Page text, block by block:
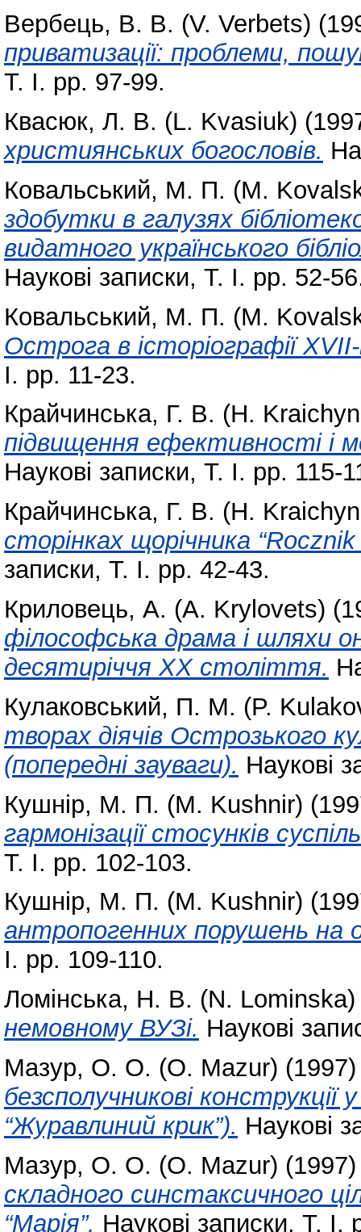
Вербець, В. В. (V. Verbets)
приватизації: проблеми,
Т. І. pp. 97-99.
Квасюк, Л. В. (L. Kvasiuk)
християнських богословів.
Ковальський, М. П. (M.
здобутки в галузях
видатного українського
Наукові записки, Т. І. pp. 52-
Ковальський, М. П. (M.
Острога в історіографії
І. pp. 11-23.
Крайчинська, Г. В. (H.
підвищення ефективності і
Наукові записки, Т. І. pp. 115-
Крайчинська, Г. В. (H.
сторінках щорічника
записки, Т. І. pp. 42-43.
Криловець, А. (A. Krylovets)
філософська драма і шляхи
десятиріччя XX століття.
Кулаковський, П. М. (P.
творах діячів Острозького
(попередні зауваги). Наукові
Кушнір, М. П. (M. Kushnir)
гармонізації стосунків
Т. І. pp. 102-103.
Кушнір, М. П. (M. Kushnir)
антропогенних порушень на
І. pp. 109-110.
Ломінська, Н. В. (N. Lominska)
немовному ВУЗі. Наукові
Мазур, О. О. (O. Mazur)
безсполучникові конструкції
“Журавлиний крик”). Наукові
Мазур, О. О. (O. Mazur)
складного синстаксичного
“Марія”. Наукові записки, Т. І.